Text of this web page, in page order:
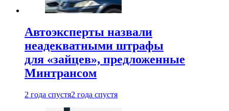
Автоэксперты назвали
неадекватными штрафы
для «зайцев», предложенные
Минтрансом
2 года спустя2 года спустя